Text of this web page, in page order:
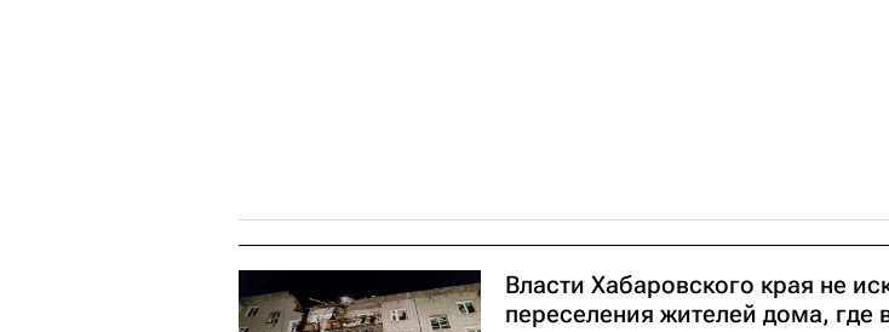
Власти Хабаровского края не
переселения жителей дома, где